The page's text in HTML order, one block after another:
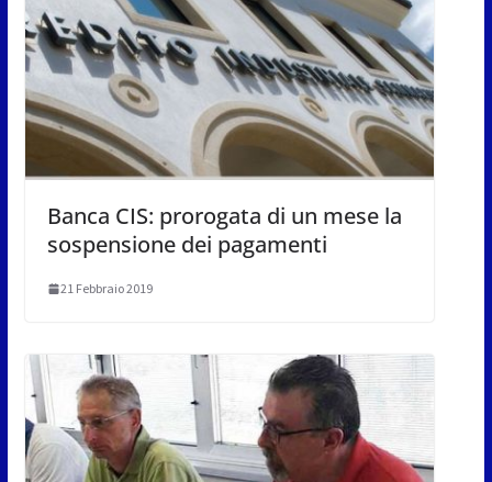
Banca CIS: prorogata di un mese la
sospensione dei pagamenti
21 Febbraio 2019